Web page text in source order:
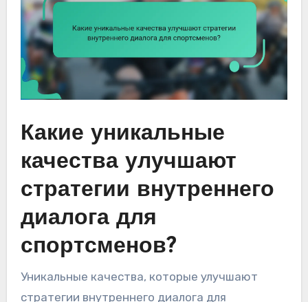
Какие уникальные
качества улучшают
стратегии внутреннего
диалога для
спортсменов?
Уникальные качества, которые улучшают
стратегии внутреннего диалога для